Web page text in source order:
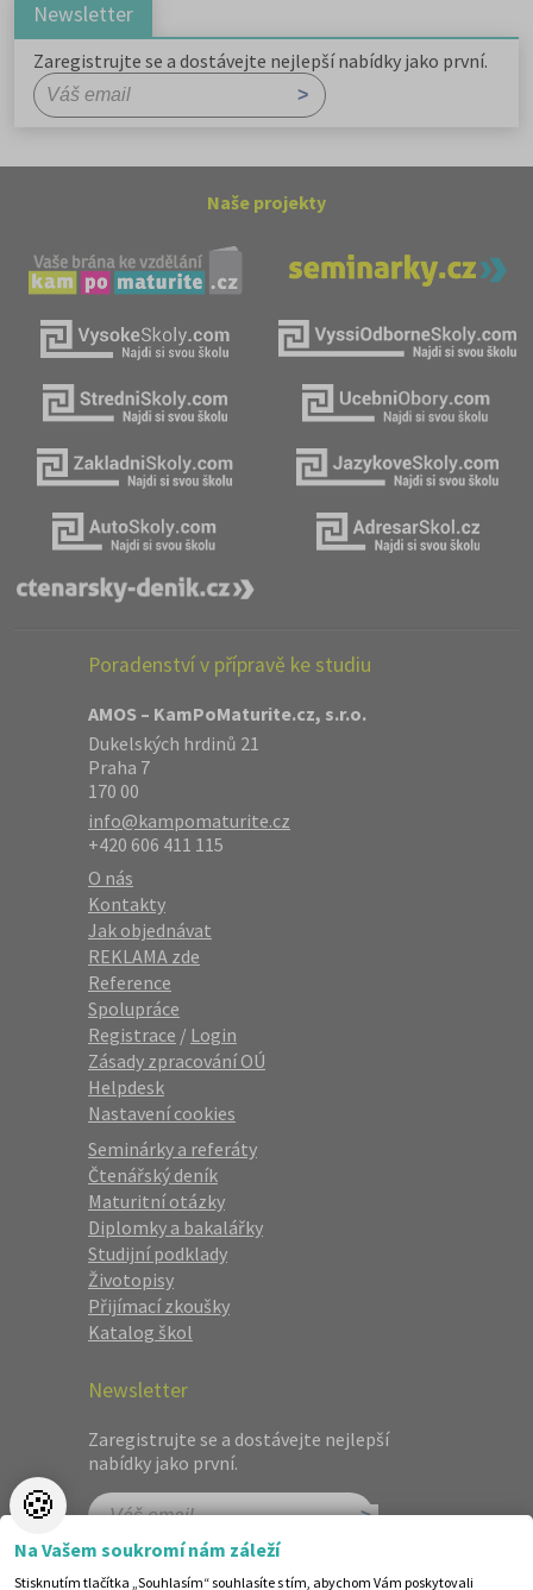
Newsletter
Zaregistrujte se a dostávejte nejlepší nabídky jako první.
Naše projekty
Poradenství v přípravě ke studiu
AMOS – KamPoMaturite.cz, s.r.o.
Dukelských hrdinů 21
Praha 7
170 00
info@kampomaturite.cz
+420 606 411 115
O nás
Kontakty
Jak objednávat
REKLAMA zde
Reference
Spolupráce
Registrace / Login
Zásady zpracování OÚ
Helpdesk
Nastavení cookies
Seminárky a referáty
Čtenářský deník
Maturitní otázky
Diplomky a bakalářky
Studijní podklady
Životopisy
Přijímací zkoušky
Katalog škol
Newsletter
Zaregistrujte se a dostávejte nejlepší
nabídky jako první.
🍪
Na Vašem soukromí nám záleží
Stisknutím tlačítka „Souhlasím“ souhlasíte s tím, abychom Vám poskytovali